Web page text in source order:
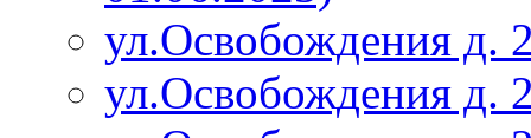
ул.Освобождения д.
ул.Освобождения д.